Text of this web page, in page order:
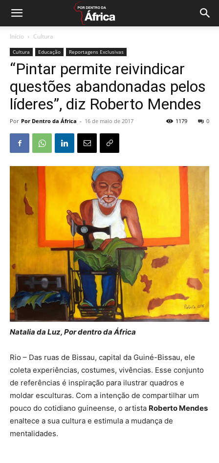
Início Cultura
Cultura Educação Reportagens Exclusivas
“Pintar permite reivindicar
questões abandonadas pelos
líderes”, diz Roberto Mendes
Por Por Dentro da África - 16 de maio de 2017 0
1179
Natalia da Luz, Por dentro da África
Rio – Das ruas de Bissau, capital da Guiné-Bissau, ele
coleta experiências, costumes, vivências. Esse conjunto
de referências é inspiração para ilustrar quadros e
moldar esculturas. Com a intenção de compartilhar um
pouco do cotidiano guineense, o artista Roberto Mendes
enaltece a sua cultura e estimula a mudança de
mentalidades.